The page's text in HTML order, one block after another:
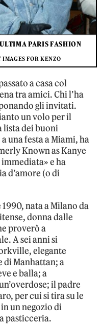
PARIS FASHION
FOR KENZO
a casa col
tra amici. Chi l’ha
gli invitati.
un volo per il
lista dei buoni
una festa a Miami, ha
Known as Kanye
e ha
d’amore (o di
nata a Milano da
donna dalle
proverò a
A sei anni si
elegante
di Manhattan; a
e balla; a
il padre
per cui si tira su le
un negozio di
pasticceria.